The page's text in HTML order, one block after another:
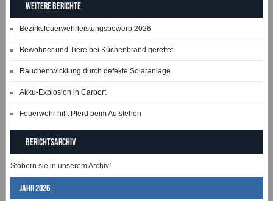
Weitere Berichte
Bezirksfeuerwehrleistungsbewerb 2026
Bewohner und Tiere bei Küchenbrand gerettet
Rauchentwicklung durch defekte Solaranlage
Akku-Explosion in Carport
Feuerwehr hilft Pferd beim Aufstehen
Berichtsarchiv
Stöbern sie in unserem Archiv!
Jahr 2026